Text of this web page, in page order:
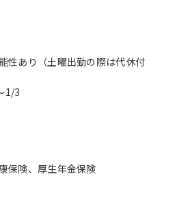
性あり（土曜出勤の際は代休付
1/3
保険、厚生年金保険